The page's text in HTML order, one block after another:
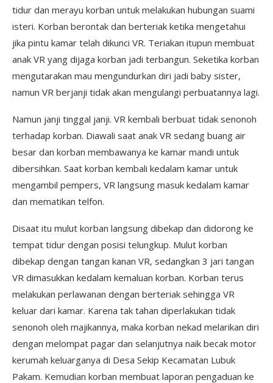
tidur dan merayu korban untuk melakukan hubungan suami
isteri. Korban berontak dan berteriak ketika mengetahui
jika pintu kamar telah dikunci VR. Teriakan itupun membuat
anak VR yang dijaga korban jadi terbangun. Seketika korban
mengutarakan mau mengundurkan diri jadi baby sister,
namun VR berjanji tidak akan mengulangi perbuatannya lagi.
Namun janji tinggal janji. VR kembali berbuat tidak senonoh
terhadap korban. Diawali saat anak VR sedang buang air
besar dan korban membawanya ke kamar mandi untuk
dibersihkan. Saat korban kembali kedalam kamar untuk
mengambil pempers, VR langsung masuk kedalam kamar
dan mematikan telfon.
Disaat itu mulut korban langsung dibekap dan didorong ke
tempat tidur dengan posisi telungkup. Mulut korban
dibekap dengan tangan kanan VR, sedangkan 3 jari tangan
VR dimasukkan kedalam kemaluan korban. Korban terus
melakukan perlawanan dengan berteriak sehingga VR
keluar dari kamar. Karena tak tahan diperlakukan tidak
senonoh oleh majikannya, maka korban nekad melarikan diri
dengan melompat pagar dan selanjutnya naik becak motor
kerumah keluarganya di Desa Sekip Kecamatan Lubuk
Pakam. Kemudian korban membuat laporan pengaduan ke